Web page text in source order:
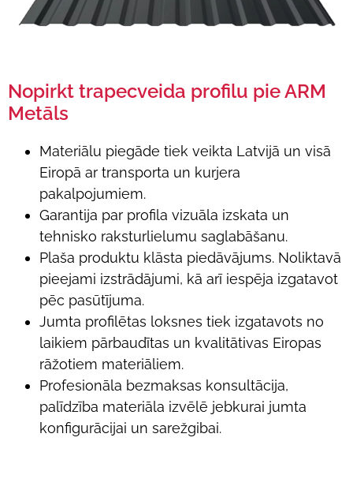
Nopirkt trapecveida profilu pie ARM
Metāls
Materiālu piegāde tiek veikta Latvijā un visā
Eiropā ar transporta un kurjera
pakalpojumiem.
Garantija par profila vizuāla izskata un
tehnisko raksturlielumu saglabāšanu.
Plaša produktu klāsta piedāvājums. Noliktavā
pieejami izstrādājumi, kā arī iespēja izgatavot
pēc pasūtījuma.
Jumta profilētas loksnes tiek izgatavots no
laikiem pārbaudītas un kvalitātivas Eiropas
rāžotiem materiāliem.
Profesionāla bezmaksas konsultācija,
palīdzība materiāla izvēlē jebkurai jumta
konfigurācijai un sarežgibai.